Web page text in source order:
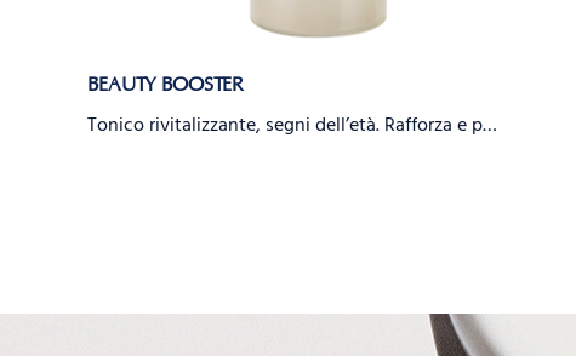
BEAUTY BOOSTER
Tonico rivitalizzante, segni dell’età. Rafforza e p…